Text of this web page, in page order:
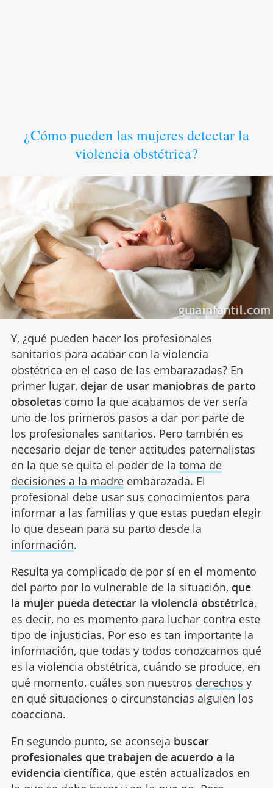
¿Cómo pueden las mujeres detectar la
violencia obstétrica?
Y, ¿qué pueden hacer los profesionales
sanitarios para acabar con la violencia
obstétrica en el caso de las embarazadas? En
primer lugar, dejar de usar maniobras de parto
obsoletas como la que acabamos de ver sería
uno de los primeros pasos a dar por parte de
los profesionales sanitarios. Pero también es
necesario dejar de tener actitudes paternalistas
en la que se quita el poder de la toma de
decisiones a la madreembarazada. El
profesional debe usar sus conocimientos para
informar a las familias y que estas puedan elegir
lo que desean para su parto desde la
información.
Resulta ya complicado de por sí en el momento
del parto por lo vulnerable de la situación, que
la mujer pueda detectar la violencia obstétrica,
es decir, no es momento para luchar contra este
tipo de injusticias. Por eso es tan importante la
información, que todas y todos conozcamos qué
es la violencia obstétrica, cuándo se produce, en
qué momento, cuáles son nuestros derechos y
en qué situaciones o circunstancias alguien los
coacciona.
En segundo punto, se aconseja buscar
profesionales que trabajen de acuerdo a la
evidencia científica, que estén actualizados en